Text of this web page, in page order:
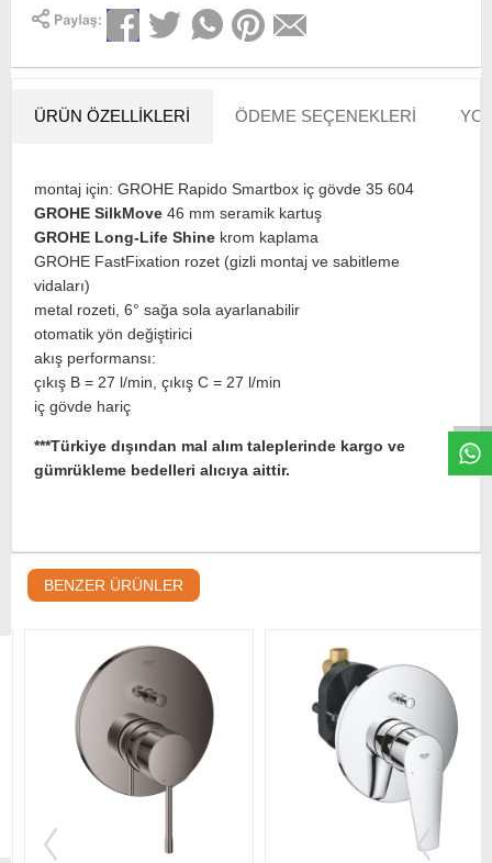
ÜRÜN ÖZELLIKLERI ÖDEME SEÇENEKLERI
montaj için: GROHE Rapido Smartbox iç gövde 35 604
GROHE SilkMove 46 mm seramik kartuş
GROHE Long-Life Shine krom kaplama
GROHE FastFixation rozet (gizli montaj ve sabitleme
vidaları)
metal rozeti, 6° sağa sola ayarlanabilir
otomatik yön değiştirici
akış performansı:
çıkış B = 27 l/min, çıkış C = 27 l/min
iç gövde hariç
***Türkiye dışından mal alım taleplerinde kargo ve
gümrükleme bedelleri alıcıya aittir.
BENZER ÜRÜNLER